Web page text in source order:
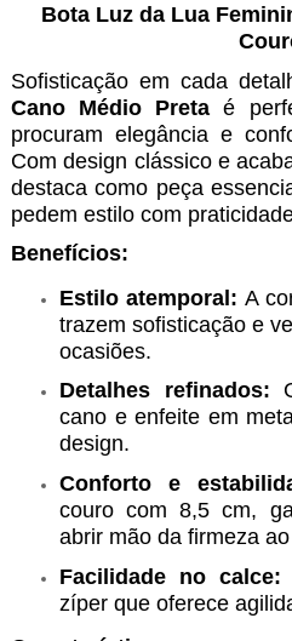
Bota Luz da Lua
Sofisticação em cada
Cano Médio Preta é
procuram elegância e
Com design clássico e
destaca como peça
pedem estilo com
Benefícios:
Estilo atemporal: A
trazem sofisticação e
ocasiões.
Detalhes refinados:
cano e enfeite em
design.
Conforto e
couro com 8,5 cm,
abrir mão da firmeza
Facilidade no calce:
zíper que oferece